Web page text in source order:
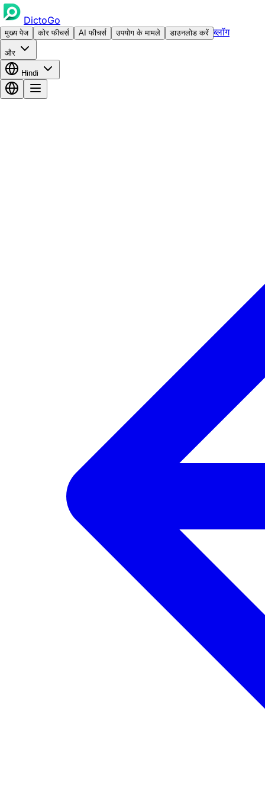
DictoGo
मुख्य पेज कोर फीचर्स AI फीचर्स उपयोग के मामले डाउनलोड करें ब्लॉग
और
Hindi